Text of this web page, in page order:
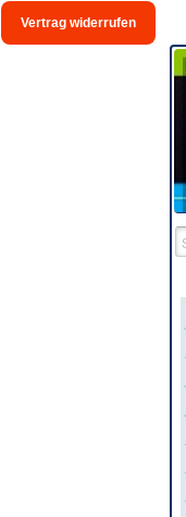
Vertrag widerrufen